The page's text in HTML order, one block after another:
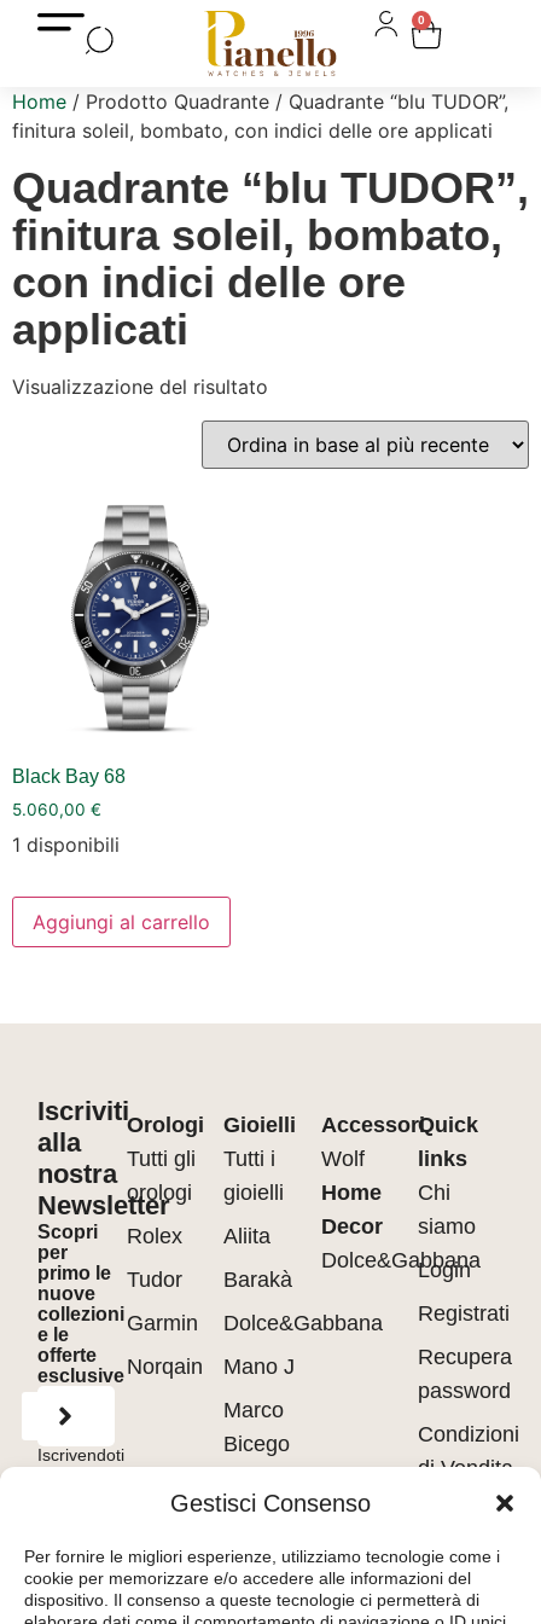
Gestisci Consenso
Per fornire le migliori esperienze, utilizziamo tecnologie come i
cookie per memorizzare e/o accedere alle informazioni del
dispositivo. Il consenso a queste tecnologie ci permetterà di
0
Home / Prodotto Quadrante / Quadrante “blu TUDOR”,
finitura soleil, bombato, con indici delle ore applicati
Quadrante “blu TUDOR”,
finitura soleil, bombato,
con indici delle ore
applicati
Visualizzazione del risultato
Black Bay 68
5.060,00 €
1 disponibili
Aggiungi al carrello
Iscriviti
alla
nostra
Newsletter
Scopri
per
primo le
nuove
collezioni
e le
offerte
esclusive
Iscrivendoti
accetti
Orologi
Tutti gli
orologi
Rolex
Tudor
Garmin
Norqain
Gioielli
Tutti i
gioielli
Aliita
Barakà
Dolce&Gabbana
Mano J
Marco
Bicego
Messika
Bruni
Tavanti
Accessori
Wolf
Home
Decor
Dolce&Gabbana
Quick
links
Chi
siamo
Login
Registrati
Recupera
password
Condizioni
di Vendita
policy
Cookie